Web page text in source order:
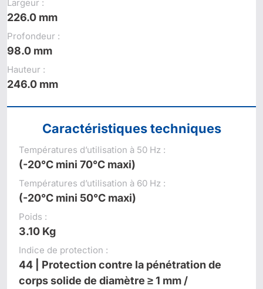
Largeur :
226.0 mm
Profondeur :
98.0 mm
Hauteur :
246.0 mm
Caractéristiques techniques
Températures d’utilisation à 50 Hz :
(-20°C mini 70°C maxi)
Températures d’utilisation à 60 Hz :
(-20°C mini 50°C maxi)
Poids :
3.10 Kg
Indice de protection :
44 | Protection contre la pénétration de
corps solide de diamètre ≥ 1 mm /